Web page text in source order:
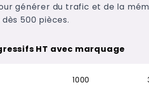
générer du trafic et de la
500 pièces.
HT avec marquage
1000